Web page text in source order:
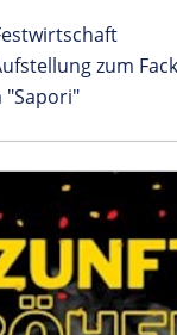
zum
"Sapori"